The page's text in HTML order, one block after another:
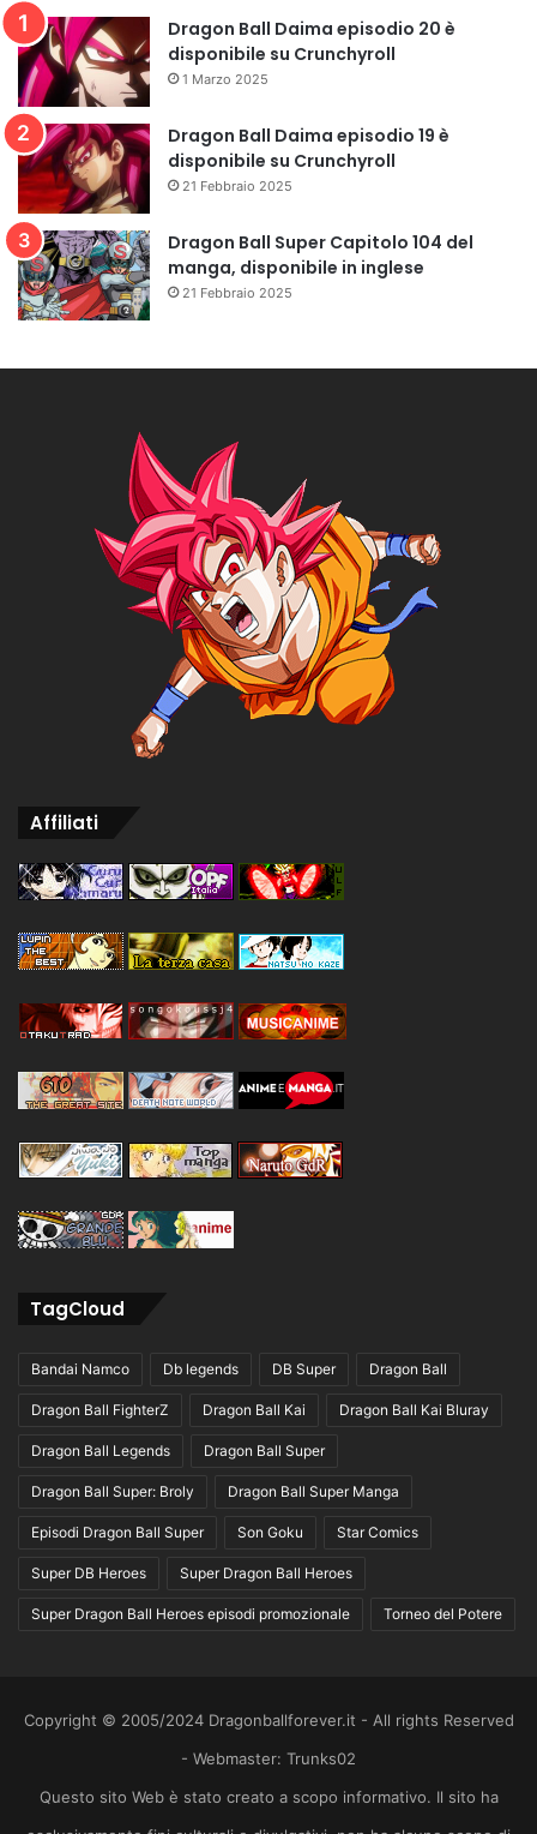
Dragon Ball Daima episodio 20 è
disponibile su Crunchyroll
1 Marzo 2025
Dragon Ball Daima episodio 19 è
disponibile su Crunchyroll
21 Febbraio 2025
Dragon Ball Super Capitolo 104 del
manga, disponibile in inglese
21 Febbraio 2025
Affiliati
TagCloud
Bandai Namco Db legends DB Super Dragon Ball
Dragon Ball FighterZ Dragon Ball Kai Dragon Ball Kai Bluray
Dragon Ball Legends Dragon Ball Super
Dragon Ball Super: Broly Dragon Ball Super Manga
Episodi Dragon Ball Super Son Goku Star Comics
Super DB Heroes Super Dragon Ball Heroes
Super Dragon Ball Heroes episodi promozionale Torneo del Potere
Copyright © 2005/2024 Dragonballforever.it - All rights Reserved
- Webmaster: Trunks02
Questo sito Web è stato creato a scopo informativo. Il sito ha